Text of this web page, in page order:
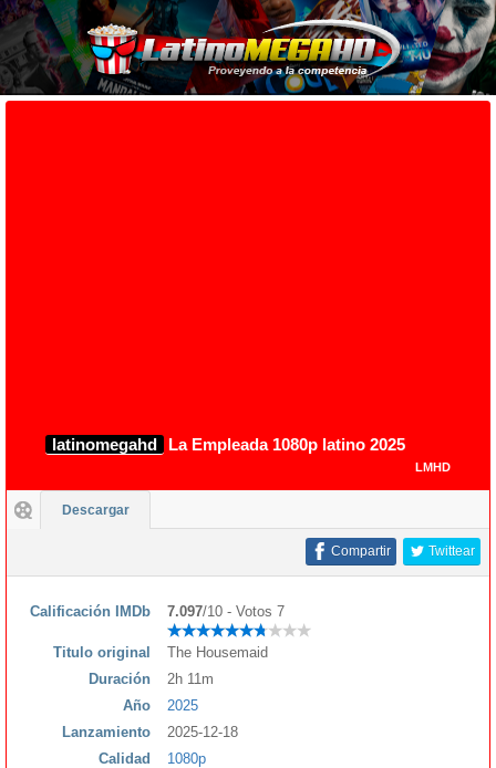
latinomegahd La Empleada 1080p latino 2025
LMHD
Descargar
Twittear
Compartir
Calificación IMDb 7.097/10 - Votos 7
Titulo original
The Housemaid
Duración
2h 11m
Año
2025
Lanzamiento
2025-12-18
Calidad
1080p